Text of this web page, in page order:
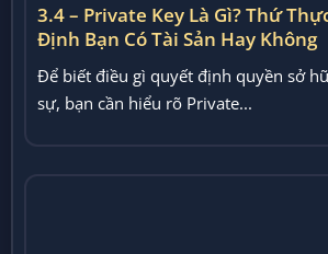
3.4 – Private Key Là Gì? Thứ
Định Bạn Có Tài Sản Hay Không
Để biết điều gì quyết định quyền sở
sự, bạn cần hiểu rõ Private...